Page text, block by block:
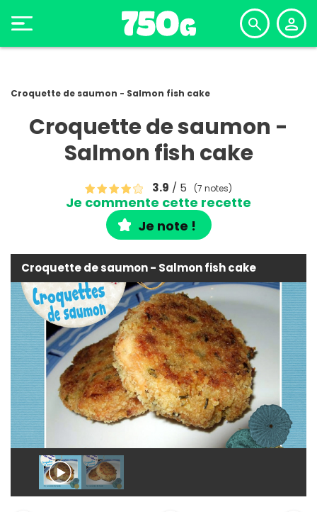
Croquette de saumon - Salmon fish cake
Croquette de saumon -
Salmon fish cake
3.9 / 5 (7 notes)
Je commente cette recette
Je note !
Croquette de saumon - Salmon fish cake